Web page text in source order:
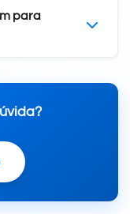
para